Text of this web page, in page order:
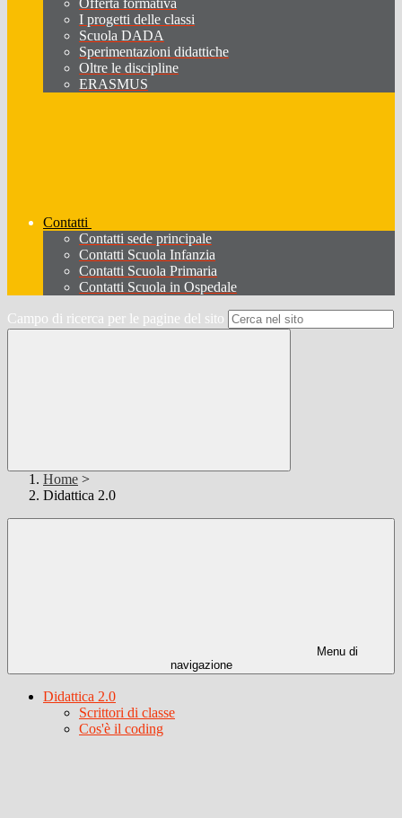
Offerta formativa
I progetti delle classi
Scuola DADA
Sperimentazioni didattiche
Oltre le discipline
ERASMUS
Contatti
Contatti sede principale
Contatti Scuola Infanzia
Contatti Scuola Primaria
Contatti Scuola in Ospedale
Campo di ricerca per le pagine del sito
Home >
Didattica 2.0
Menu di
navigazione
Didattica 2.0
Scrittori di classe
Cos'è il coding